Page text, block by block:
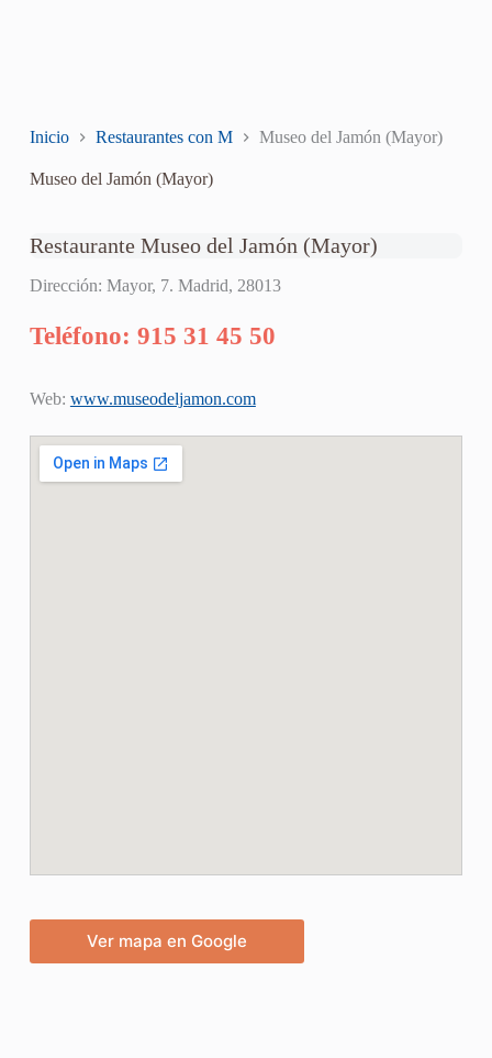
Inicio Restaurantes con M Museo del Jamón (Mayor)
Museo del Jamón (Mayor)
Restaurante Museo del Jamón (Mayor)
Dirección: Mayor, 7. Madrid, 28013
Teléfono: 915 31 45 50
Web: www.museodeljamon.com
Ver mapa en Google